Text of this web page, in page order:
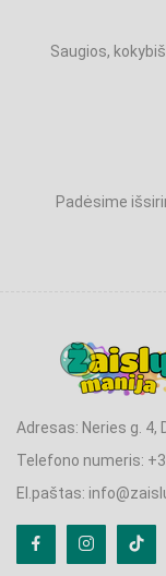
Saugios,
Padėsime
Adresas: Neries g. 4,
Telefono numeris:
El.paštas: